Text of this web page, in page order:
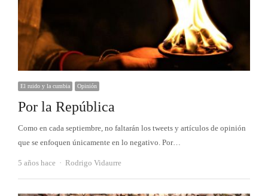
El ruido y la cumbia Opinión
Por la República
Como en cada septiembre, no faltarán los tweets y artículos de opinión
que se enfoquen únicamente en lo negativo. Por…
5 años hace Autor
Rodrigo Vidaurre